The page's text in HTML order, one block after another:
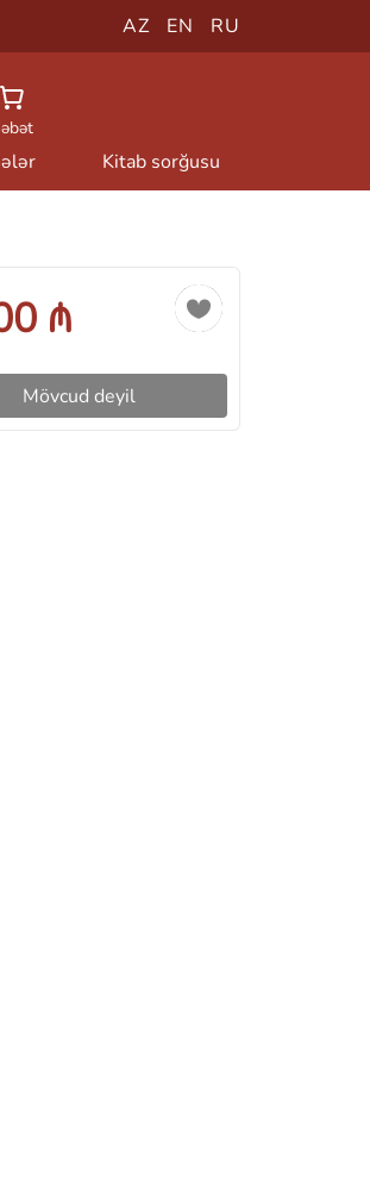
AZ EN RU
Kitab sorğusu
₼
Mövcud deyil